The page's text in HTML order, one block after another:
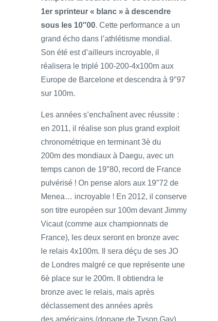
1er sprinteur « blanc » à descendre
sous les 10″00. Cette performance a un
grand écho dans l’athlétisme mondial.
Son été est d’ailleurs incroyable, il
réalisera le triplé 100-200-4x100m aux
Europe de Barcelone et descendra à 9″97
sur 100m.
Les années s’enchaînent avec réussite :
en 2011, il réalise son plus grand exploit
chronométrique en terminant 3è du
200m des mondiaux à Daegu, avec un
temps canon de 19″80, record de France
pulvérisé ! On pense alors aux 19″72 de
Menea… incroyable ! En 2012, il conserve
son titre européen sur 100m devant Jimmy
Vicaut (comme aux championnats de
France), les deux seront en bronze avec
le relais 4x100m. Il sera déçu de ses JO
de Londres malgré ce que représente une
6è place sur le 200m. Il obtiendra le
bronze avec le relais, mais après
déclassement des années après